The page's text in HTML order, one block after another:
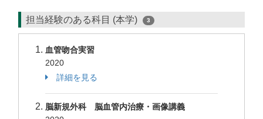
担当経験のある科目 (本学) 3
血管吻合実習
2020
詳細を見る
脳新規外科 脳血管内治療・画像講義